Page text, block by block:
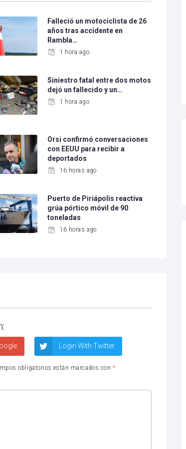
Falleció un motociclista de 26
años tras accidente en
Rambla…
1 hora ago
Siniestro fatal entre dos motos
dejó un fallecido y un…
1 hora ago
Orsi confirmó conversaciones
con EEUU para recibir a
deportados
16 horas ago
Puerto de Piriápolis reactiva
grúa pórtico móvil de 90
toneladas
16 horas ago
Login With Twitter
obligatorios están marcados con *